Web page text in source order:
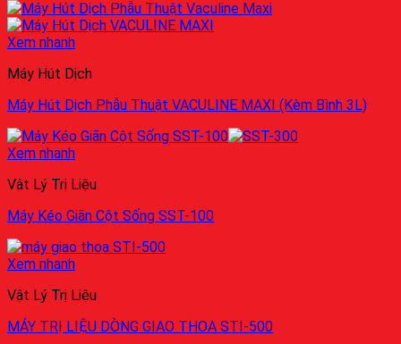
Xem nhanh
Máy Hút Dịch
Máy Hút Dịch Phẫu Thuật VACULINE MAXI (Kèm Bình 3L)
Xem nhanh
Vật Lý Trị Liệu
Máy Kéo Giãn Cột Sống SST-100
Xem nhanh
Vật Lý Trị Liệu
MÁY TRỊ LIỆU DÒNG GIAO THOA STI-500